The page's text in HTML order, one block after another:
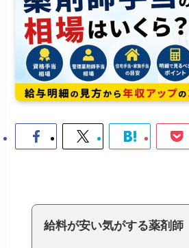
給料が安い気がする薬剤師